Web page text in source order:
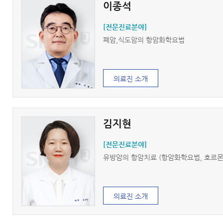
이종석
[전문진료분야]
폐암,식도암의 항암화학요법
의료진 소개
김지현
[전문진료분야]
유방암의 항암치료 (항암화학요법, 호르
의료진 소개